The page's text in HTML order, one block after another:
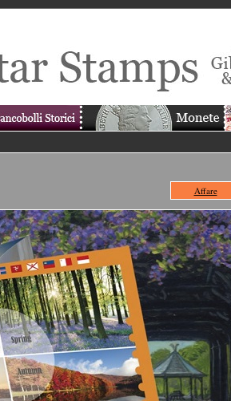
Affare